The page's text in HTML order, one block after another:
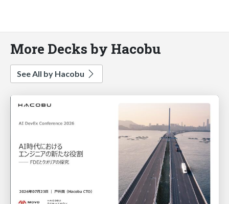
More Decks by Hacobu
See All by Hacobu